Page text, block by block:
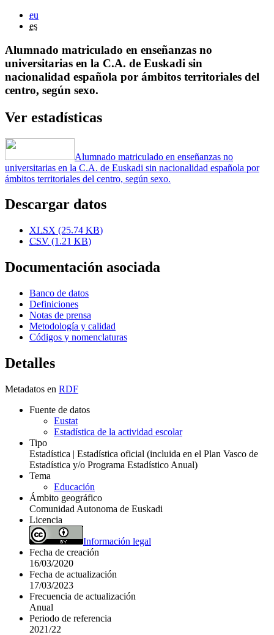
eu
es
Alumnado matriculado en enseñanzas no
universitarias en la C.A. de Euskadi sin
nacionalidad española por ámbitos territoriales del
centro, según sexo.
Ver estadísticas
Alumnado matriculado en enseñanzas no
universitarias en la C.A. de Euskadi sin nacionalidad española por
ámbitos territoriales del centro, según sexo.
Descargar datos
XLSX (25.74 KB)
CSV (1.21 KB)
Documentación asociada
Banco de datos
Definiciones
Notas de prensa
Metodología y calidad
Códigos y nomenclaturas
Detalles
Metadatos en RDF
Fuente de datos
Eustat
Estadística de la actividad escolar
Tipo
Estadística | Estadística oficial (incluida en el Plan Vasco de
Estadística y/o Programa Estadístico Anual)
Tema
Educación
Ámbito geográfico
Comunidad Autonoma de Euskadi
Licencia
Información legal
Fecha de creación
16/03/2020
Fecha de actualización
17/03/2023
Frecuencia de actualización
Anual
Periodo de referencia
2021/22